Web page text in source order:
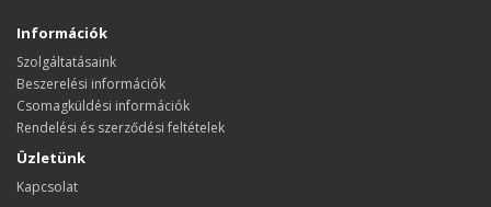
Információk
Szolgáltatásaink
Beszerelési információk
Csomagküldési információk
Rendelési és szerződési feltételek
Üzletünk
Kapcsolat